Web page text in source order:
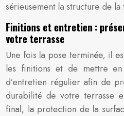
sérieusement la structure de la
Finitions et entretien :
votre terrasse
Une fois la pose terminée, il
les finitions et de mettre
d’entretien régulier afin de
durabilité de votre terrasse
final, la protection de la